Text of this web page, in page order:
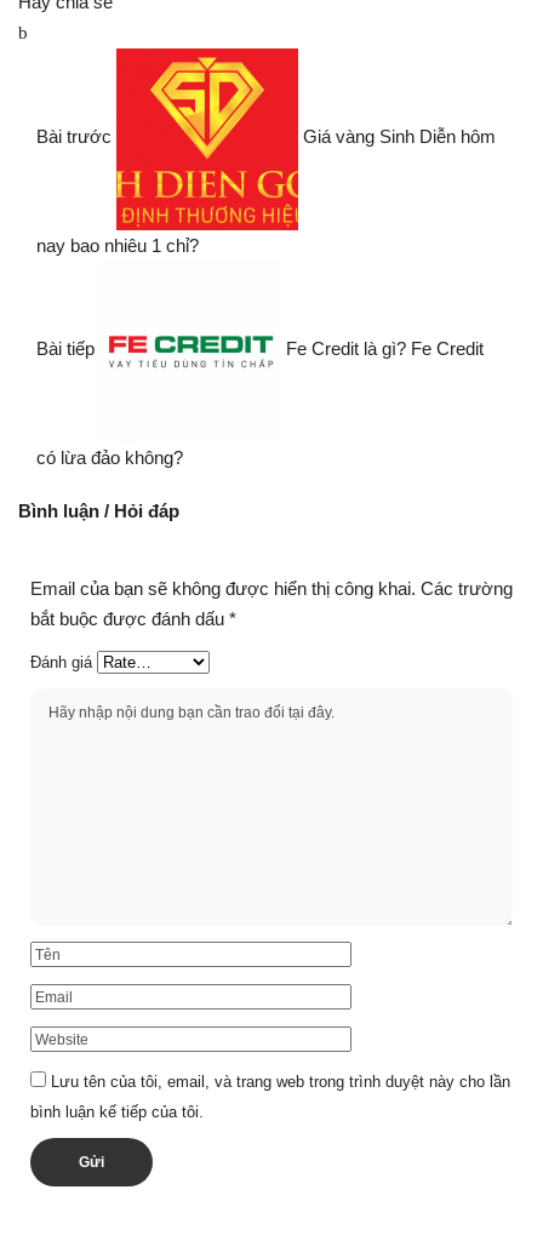
Bài trước Giá vàng Sinh Diễn hôm
nay bao nhiêu 1 chỉ?
Bài tiếp Fe Credit là gì? Fe Credit
có lừa đảo không?
Bình luận / Hỏi đáp
Email của bạn sẽ không được hiển thị công khai. Các trường
bắt buộc được đánh dấu *
Đánh giá
Lưu tên của tôi, email, và trang web trong trình duyệt này cho lần
bình luận kế tiếp của tôi.